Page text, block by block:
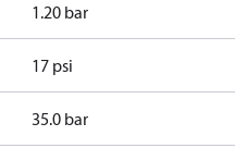
1.20 bar
17 psi
35.0 bar